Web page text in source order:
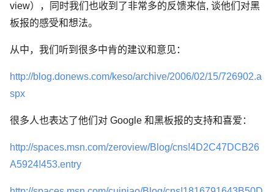
view），同时我们也收到了非常多的反馈来信, 谈他们对黑
板报的感受和想法。
从中，我们听到很多中肯的建议和意见：
http://blog.donews.com/keso/archive/2006/02/15/726902.a
spx
很多人也表达了他们对 Google 和黑板报的支持和喜爱：
http://spaces.msn.com/zeroview/Blog/cns!4D2C47DCB26
A5924!453.entry